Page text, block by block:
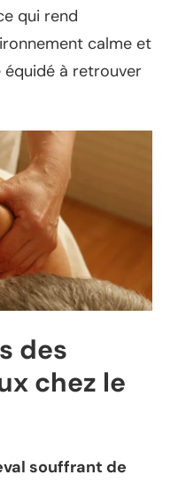
qui rend
calme et
à retrouver
des
chez le
souffrant de